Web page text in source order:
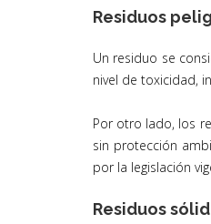
Residuos
Un residuo se
nivel de toxicidad,
Por otro lado, los
sin protección
por la legislación
Residuos